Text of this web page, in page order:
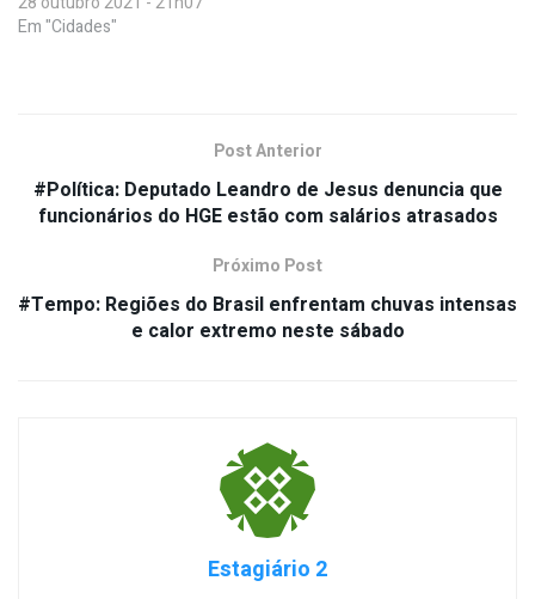
Em "Cidades"
Post Anterior
#Política: Deputado Leandro de Jesus denuncia que
funcionários do HGE estão com salários atrasados
Próximo Post
#Tempo: Regiões do Brasil enfrentam chuvas intensas
e calor extremo neste sábado
Estagiário 2